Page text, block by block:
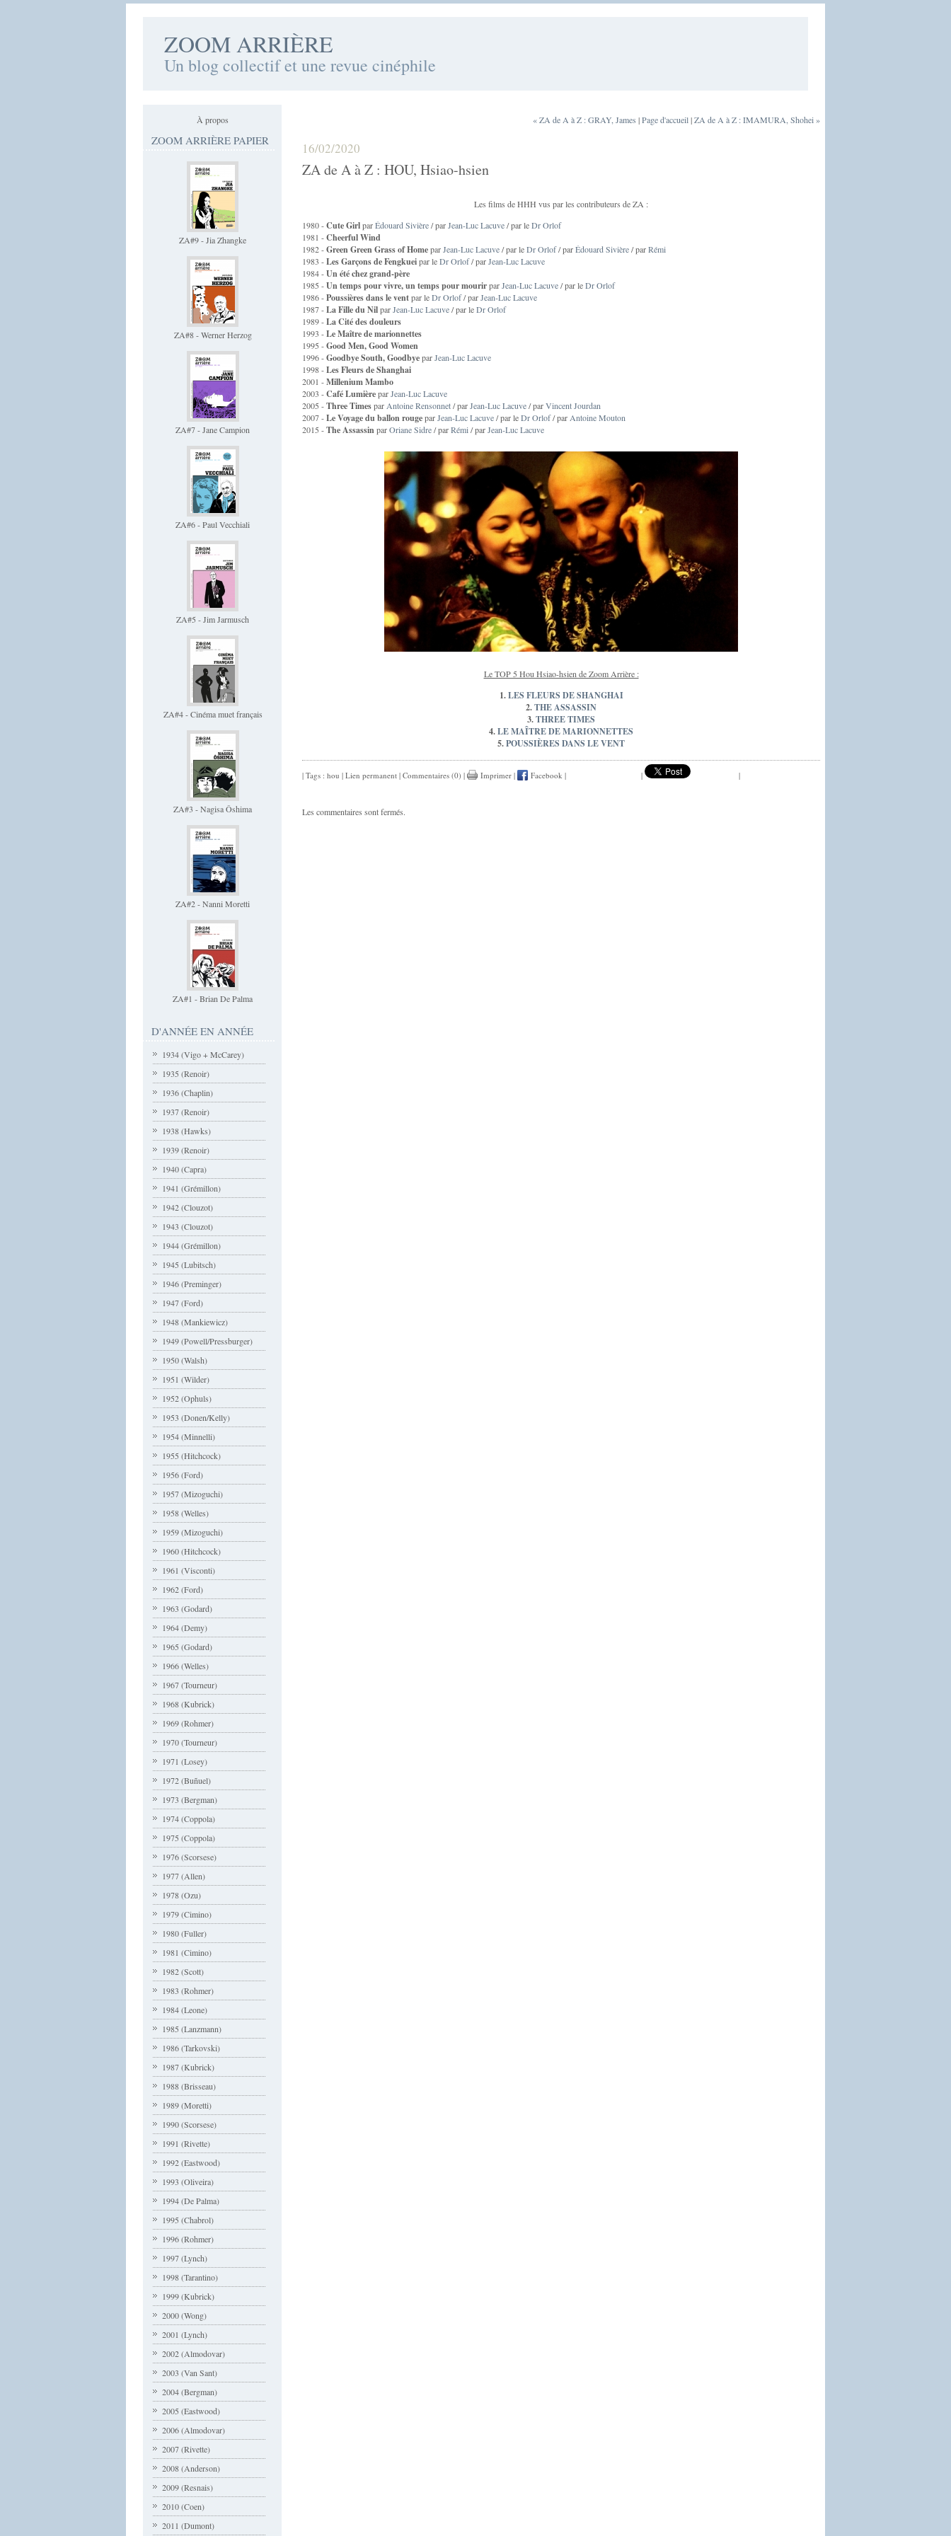
ZOOM ARRIÈRE
Un blog collectif et une revue cinéphile
À propos
ZOOM ARRIÈRE PAPIER
ZA#9 - Jia Zhangke
ZA#8 - Werner Herzog
ZA#7 - Jane Campion
ZA#6 - Paul Vecchiali
ZA#5 - Jim Jarmusch
ZA#4 - Cinéma muet français
ZA#3 - Nagisa Ôshima
ZA#2 - Nanni Moretti
ZA#1 - Brian De Palma
D'ANNÉE EN ANNÉE
1934 (Vigo + McCarey)
1935 (Renoir)
1936 (Chaplin)
1937 (Renoir)
1938 (Hawks)
1939 (Renoir)
1940 (Capra)
1941 (Grémillon)
1942 (Clouzot)
1943 (Clouzot)
1944 (Grémillon)
1945 (Lubitsch)
1946 (Preminger)
1947 (Ford)
1948 (Mankiewicz)
1949 (Powell/Pressburger)
1950 (Walsh)
1951 (Wilder)
1952 (Ophuls)
1953 (Donen/Kelly)
1954 (Minnelli)
1955 (Hitchcock)
1956 (Ford)
1957 (Mizoguchi)
1958 (Welles)
1959 (Mizoguchi)
1960 (Hitchcock)
1961 (Visconti)
1962 (Ford)
1963 (Godard)
1964 (Demy)
1965 (Godard)
1966 (Welles)
1967 (Tourneur)
1968 (Kubrick)
1969 (Rohmer)
1970 (Tourneur)
1971 (Losey)
1972 (Buñuel)
1973 (Bergman)
1974 (Coppola)
1975 (Coppola)
1976 (Scorsese)
1977 (Allen)
1978 (Ozu)
1979 (Cimino)
1980 (Fuller)
1981 (Cimino)
1982 (Scott)
1983 (Rohmer)
1984 (Leone)
1985 (Lanzmann)
1986 (Tarkovski)
1987 (Kubrick)
1988 (Brisseau)
1989 (Moretti)
1990 (Scorsese)
1991 (Rivette)
1992 (Eastwood)
1993 (Oliveira)
1994 (De Palma)
1995 (Chabrol)
1996 (Rohmer)
1997 (Lynch)
1998 (Tarantino)
1999 (Kubrick)
2000 (Wong)
2001 (Lynch)
2002 (Almodovar)
2003 (Van Sant)
2004 (Bergman)
2005 (Eastwood)
2006 (Almodovar)
2007 (Rivette)
2008 (Anderson)
2009 (Resnais)
2010 (Coen)
2011 (Dumont)
« ZA de A à Z : GRAY, James |Page d'accueil|ZA de A à Z : IMAMURA, Shohei »
16/02/2020
ZA de A à Z : HOU, Hsiao-hsien
Les films de HHH vus par les contributeurs de ZA :
1980 -Cute GirlparÉdouard Sivière/ parJean-Luc Lacuve/ par leDr Orlof
1981 -Cheerful Wind
1982 -Green Green Grass of HomeparJean-Luc Lacuve/ par leDr Orlof/ parÉdouard Sivière/ parRémi
1983 -Les Garçons de Fengkueipar leDr Orlof/ parJean-Luc Lacuve
1984 -Un été chez grand-père
1985 -Un temps pour vivre, un temps pour mourirparJean-Luc Lacuve/ par leDr Orlof
1986 -Poussières dans le ventpar leDr Orlof/ parJean-Luc Lacuve
1987 -La Fille du NilparJean-Luc Lacuve/ par leDr Orlof
1989 -La Cité des douleurs
1993 -Le Maître de marionnettes
1995 -Good Men, Good Women
1996 -Goodbye South, GoodbyeparJean-Luc Lacuve
1998 -Les Fleurs de Shanghai
2001 -Millenium Mambo
2003 -Café LumièreparJean-Luc Lacuve
2005 -Three Timespar Antoine Rensonnet/ parJean-Luc Lacuve/ parVincent Jourdan
2007 -Le Voyage du ballon rougeparJean-Luc Lacuve/ par leDr Orlof/ par Antoine Mouton
2015 -The AssassinparOriane Sidre/ parRémi / parJean-Luc Lacuve
Le TOP 5 Hou Hsiao-hsien de Zoom Arrière :
1.LES FLEURS DE SHANGHAI
2.THE ASSASSIN
3.THREE TIMES
4.LE MAÎTRE DE MARIONNETTES
5.POUSSIÈRES DANS LE VENT
| Tags : hou | Lien permanent | Commentaires (0) | Imprimer | Facebook | | |
Les commentaires sont fermés.